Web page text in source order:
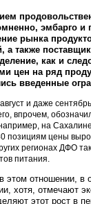
эмбарго и
рынка
а также
как и
цен на ряд
введенные
и даже
впрочем,
на
позициям цены
регионах ДФО
питания.
этом отношении, в
хотя, отмечают
этот рост в